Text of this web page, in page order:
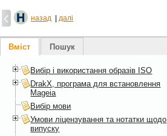
назад далі
Вміст Пошук
Вибір і використання образів ISO
DrakX, програма для встановлення
Mageia
Вибір мови
Умови ліцензування та нотатки щодо
випуску